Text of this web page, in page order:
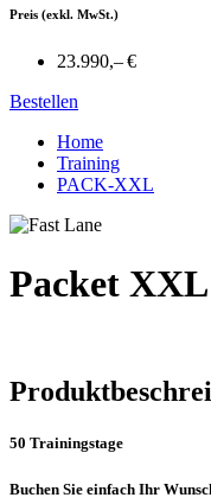
Preis (exkl. MwSt.)
23.990,– €
Bestellen
Home
Training
PACK-XXL
Packet
50 Trainingstage
Buchen Sie einfach Ihr